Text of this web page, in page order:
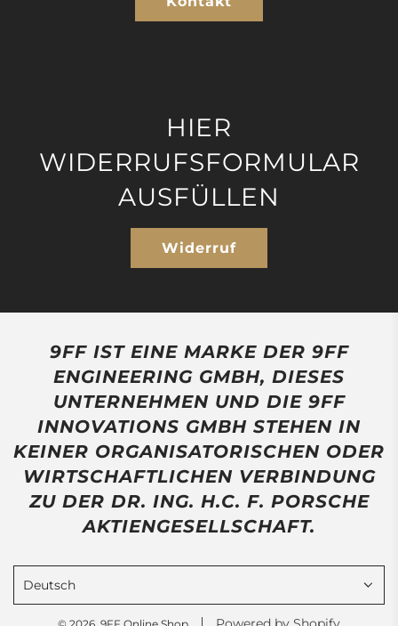
HIER
WIDERRUFSFORMULAR
AUSFÜLLEN
Widerruf
9FF IST EINE MARKE DER 9FF
ENGINEERING GMBH, DIESES
UNTERNEHMEN UND DIE 9FF
INNOVATIONS GMBH STEHEN IN
KEINER ORGANISATORISCHEN ODER
WIRTSCHAFTLICHEN VERBINDUNG
ZU DER DR. ING. H.C. F. PORSCHE
AKTIENGESELLSCHAFT.
Deutsch